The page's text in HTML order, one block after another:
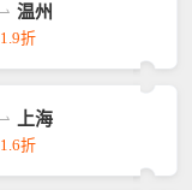
温州
1.9折
上海
1.6折